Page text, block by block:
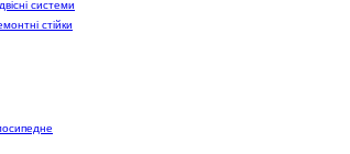
системи
стійки